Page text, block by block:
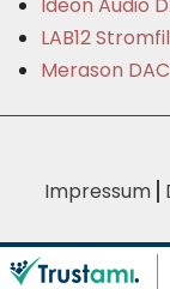
LAB12
Merason
Impressum